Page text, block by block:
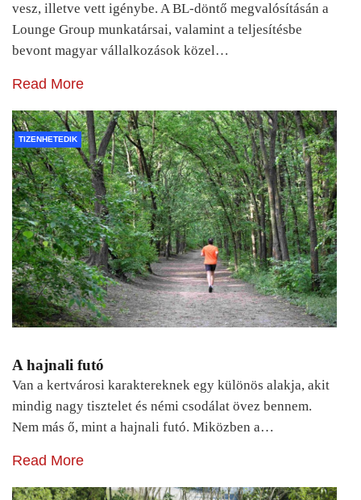
vesz, illetve vett igénybe. A BL-döntő megvalósításán a
Lounge Group munkatársai, valamint a teljesítésbe
bevont magyar vállalkozások közel…
Read More
TIZENHETEDIK
A hajnali futó
Van a kertvárosi karaktereknek egy különös alakja, akit
mindig nagy tisztelet és némi csodálat övez bennem.
Nem más ő, mint a hajnali futó. Miközben a…
Read More